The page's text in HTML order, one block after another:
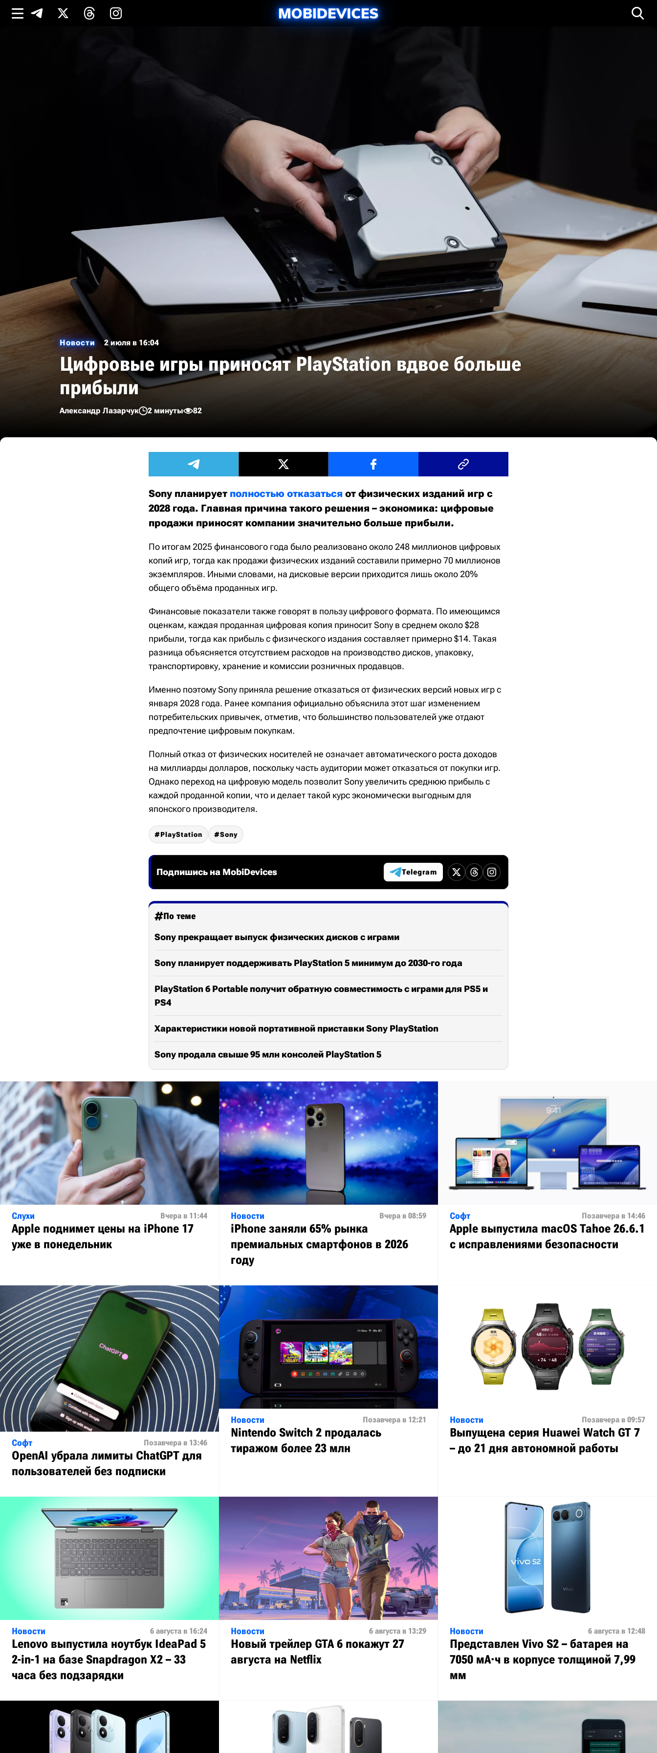
Новости 2 июля в 16:04
Цифровые игры приносят PlayStation вдвое больше
прибыли
Александр Лазарчук 2 минуты 82
Sony планирует полностью отказаться от физических изданий игр с
2028 года. Главная причина такого решения – экономика: цифровые
продажи приносят компании значительно больше прибыли.
По итогам 2025 финансового года было реализовано около 248 миллионов цифровых
копий игр, тогда как продажи физических изданий составили примерно 70 миллионов
экземпляров. Иными словами, на дисковые версии приходится лишь около 20%
общего объёма проданных игр.
Финансовые показатели также говорят в пользу цифрового формата. По имеющимся
оценкам, каждая проданная цифровая копия приносит Sony в среднем около $28
прибыли, тогда как прибыль с физического издания составляет примерно $14. Такая
разница объясняется отсутствием расходов на производство дисков, упаковку,
транспортировку, хранение и комиссии розничных продавцов.
Именно поэтому Sony приняла решение отказаться от физических версий новых игр с
января 2028 года. Ранее компания официально объяснила этот шаг изменением
потребительских привычек, отметив, что большинство пользователей уже отдают
предпочтение цифровым покупкам.
Полный отказ от физических носителей не означает автоматического роста доходов
на миллиарды долларов, поскольку часть аудитории может отказаться от покупки игр.
Однако переход на цифровую модель позволит Sony увеличить среднюю прибыль с
каждой проданной копии, что и делает такой курс экономически выгодным для
японского производителя.
PlayStation Sony
Подпишись на MobiDevices Telegram
По теме
Sony прекращает выпуск физических дисков с играми
Sony планирует поддерживать PlayStation 5 минимум до 2030-го года
PlayStation 6 Portable получит обратную совместимость с играми для PS5 и
PS4
Характеристики новой портативной приставки Sony PlayStation
Sony продала свыше 95 млн консолей PlayStation 5
Слухи Вчера в 11:44
Apple поднимет цены на iPhone 17
уже в понедельник
Новости Вчера в 08:59
iPhone заняли 65% рынка
премиальных смартфонов в 2026
году
Софт Позавчера в 14:46
Apple выпустила macOS Tahoe 26.6.1
с исправлениями безопасности
Софт Позавчера в 13:46
OpenAI убрала лимиты ChatGPT для
пользователей без подписки
Новости Позавчера в 12:21
Nintendo Switch 2 продалась
тиражом более 23 млн
Новости Позавчера в 09:57
Выпущена серия Huawei Watch GT 7
– до 21 дня автономной работы
Новости 6 августа в 16:24
Lenovo выпустила ноутбук IdeaPad 5
2-in-1 на базе Snapdragon X2 – 33
часа без подзарядки
Новости 6 августа в 13:29
Новый трейлер GTA 6 покажут 27
августа на Netflix
Новости 6 августа в 12:48
Представлен Vivo S2 – батарея на
7050 мА·ч в корпусе толщиной 7,99
мм